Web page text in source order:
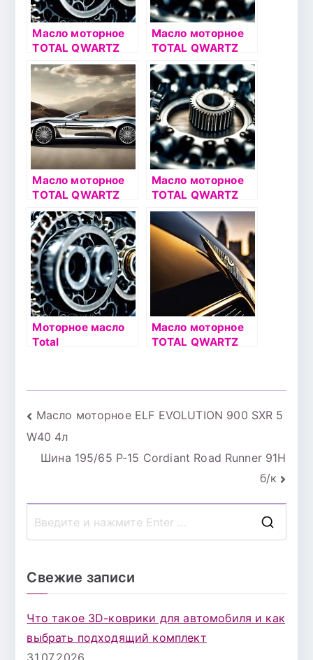
Масло моторное
TOTAL QWARTZ
9000 FUTURE NFC
5W30 4л
Масло моторное
TOTAL QWARTZ
9000 5W40 4л
Масло моторное
TOTAL QWARTZ
7000 10W40 4л
Масло моторное
TOTAL QWARTZ
9000 5W40 1л
Моторное масло
Total
Масло моторное
TOTAL QWARTZ
Навигация
по
Масло моторное ELF EVOLUTION 900 SXR 5
W40 4л
Шина 195/65 Р-15 Cordiant Road Runner 91H
б/к
Свежие записи
Что такое 3D-коврики для автомобиля и как
выбрать подходящий комплект
31.07.2026